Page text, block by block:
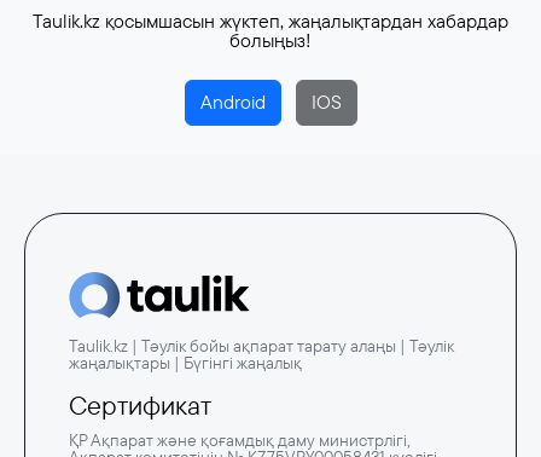
Taulik.kz қосымшасын жүктеп, жаңалықтардан хабардар
болыңыз!
Android IOS
Taulik.kz | Тәулік бойы ақпарат тарату алаңы | Тәулік
жаңалықтары | Бүгінгі жаңалық
Сертификат
ҚР Ақпарат және қоғамдық даму министрлігі,